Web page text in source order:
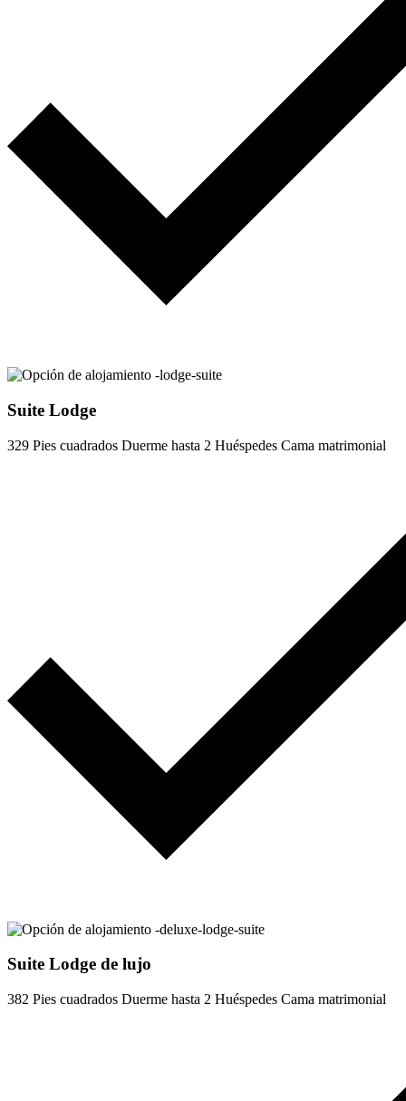
Suite Lodge
329 Pies cuadrados Duerme hasta 2 Huéspedes Cama matrimonial
Suite Lodge de lujo
382 Pies cuadrados Duerme hasta 2 Huéspedes Cama matrimonial